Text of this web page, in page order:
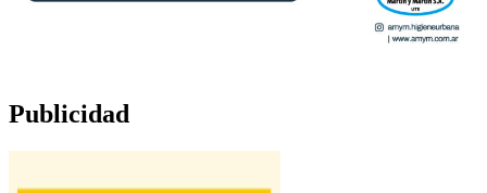
Publicidad